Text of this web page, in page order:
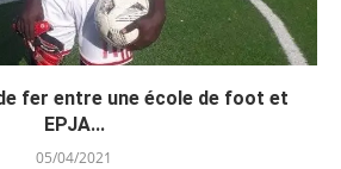
fer entre une école de foot et
EPJA...
05/04/2021